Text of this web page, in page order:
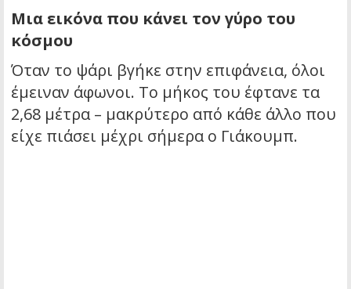
Μια εικόνα που κάνει τον γύρο του
κόσμου
Όταν το ψάρι βγήκε στην επιφάνεια, όλοι
έμειναν άφωνοι. Το μήκος του έφτανε τα
2,68 μέτρα – μακρύτερο από κάθε άλλο που
είχε πιάσει μέχρι σήμερα ο Γιάκουμπ.